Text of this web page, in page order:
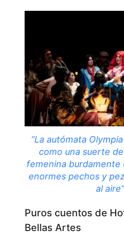
“La autómata
como una suerte
femenina burdamente
enormes pechos y
al aire”
Puros cuentos de
Bellas Artes